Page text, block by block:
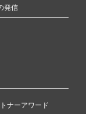
発信
ナーアワード